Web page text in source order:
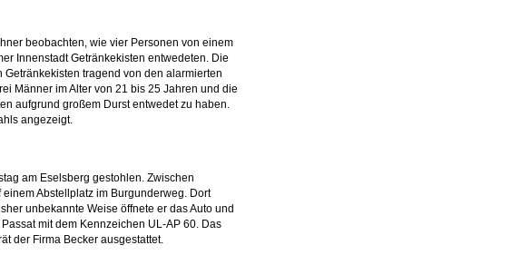
beobachten, wie vier Personen von einem
Innenstadt Getränkekisten entwedeten. Die
tragend von den alarmierten
Männer im Alter von 21 bis 25 Jahren und die
aufgrund großem Durst entwedet zu haben.
angezeigt.
am Eselsberg gestohlen. Zwischen
Abstellplatz im Burgunderweg. Dort
unbekannte Weise öffnete er das Auto und
mit dem Kennzeichen UL-AP 60. Das
der Firma Becker ausgestattet.